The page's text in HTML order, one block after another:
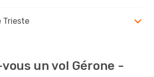
Trieste
un vol Gérone -